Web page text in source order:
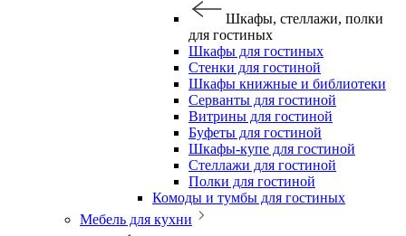
Шкафы, стеллажи, полки
для гостиных
Шкафы для гостиных
Стенки для гостиной
Шкафы книжные и библиотеки
Серванты для гостиной
Витрины для гостиной
Буфеты для гостиной
Шкафы-купе для гостиной
Стеллажи для гостиной
Полки для гостиной
Комоды и тумбы для гостиных
Мебель для кухни